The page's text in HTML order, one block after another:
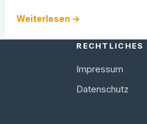
Weiterlesen →
RECHTLICHES
Impressum
Datenschutz